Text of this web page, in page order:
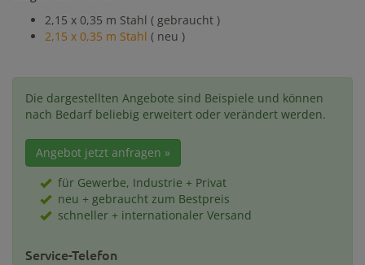
2,15 x 0,35 m Stahl ( gebraucht )
2,15 x 0,35 m Stahl ( neu )
Die dargestellten Angebote sind Beispiele und können
nach Bedarf beliebig erweitert oder verändert werden.
Angebot jetzt anfragen »
für Gewerbe, Industrie + Privat
neu + gebraucht zum Bestpreis
schneller + internationaler Versand
Service-Telefon